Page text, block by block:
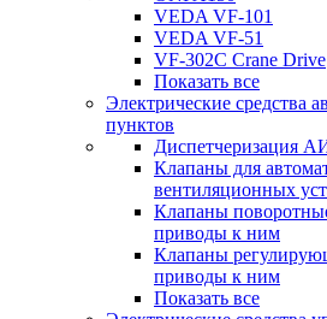
VEDA VF-101
VEDA VF-51
VF-302C Crane Drive
Показать все
Электрические средства
пунктов
Диспетчеризация
Клапаны для
вентиляционных
Клапаны
приводы к ним
Клапаны
приводы к ним
Показать все